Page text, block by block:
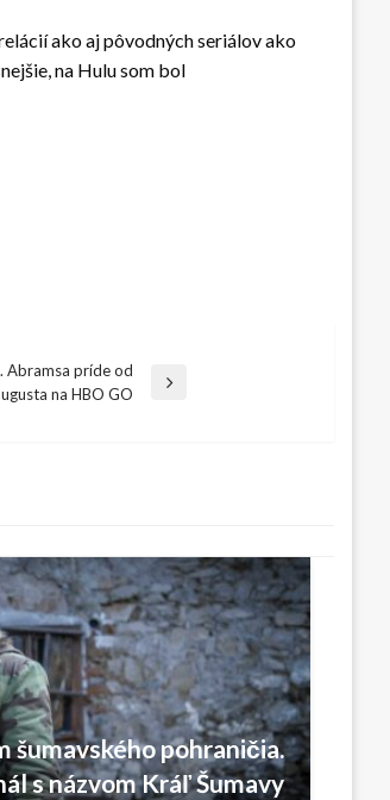
ako aj pôvodných seriálov ako
na Hulu som bol
Abramsa príde od
na HBO GO
šumavského pohraničia.
s názvom Kráľ Šumavy